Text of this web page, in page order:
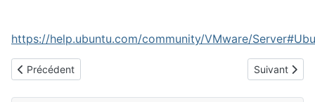
https://help.ubuntu.com/community/VMware/
Article précédent : firefox 3.5 pour vmware
Précédent Article
Suivant